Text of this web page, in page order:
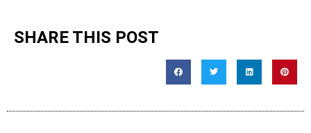
SHARE THIS POST